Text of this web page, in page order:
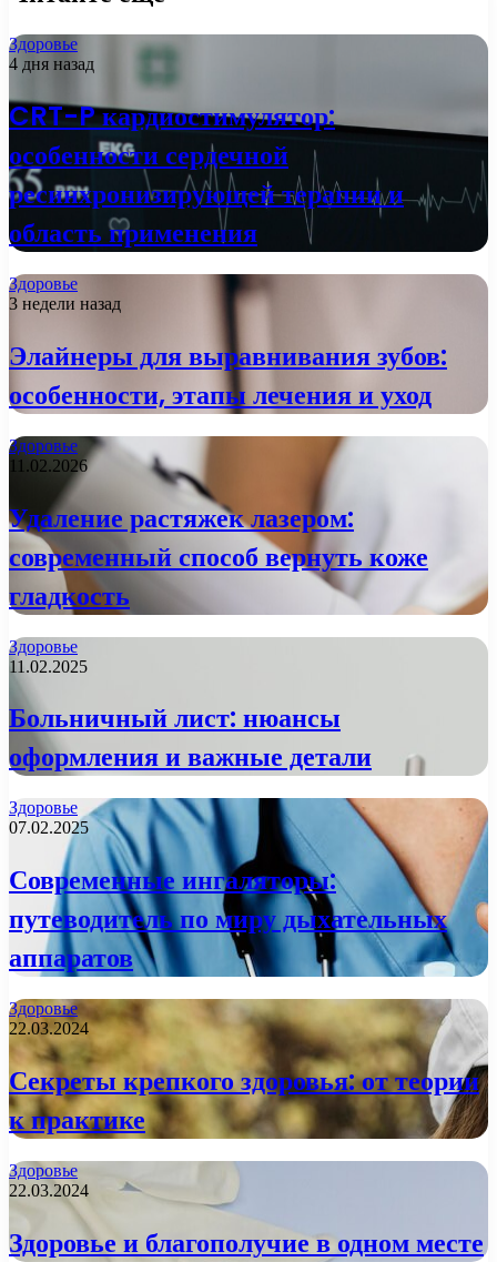
Здоровье
4 дня назад
CRT-P кардиостимулятор:
особенности сердечной
ресинхронизирующей терапии и
область применения
Здоровье
3 недели назад
Элайнеры для выравнивания зубов:
особенности, этапы лечения и уход
Здоровье
11.02.2026
Удаление растяжек лазером:
современный способ вернуть коже
гладкость
Здоровье
11.02.2025
Больничный лист: нюансы
оформления и важные детали
Здоровье
07.02.2025
Современные ингаляторы:
путеводитель по миру дыхательных
аппаратов
Здоровье
22.03.2024
Секреты крепкого здоровья: от теории
к практике
Здоровье
22.03.2024
Здоровье и благополучие в одном месте